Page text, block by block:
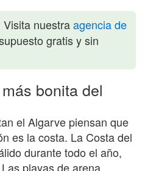
Visita nuestraagencia de
gratis y sin
bonita del
el Algarve piensan que
es la costa. La Costa del
durante todo el año,
playas de arena